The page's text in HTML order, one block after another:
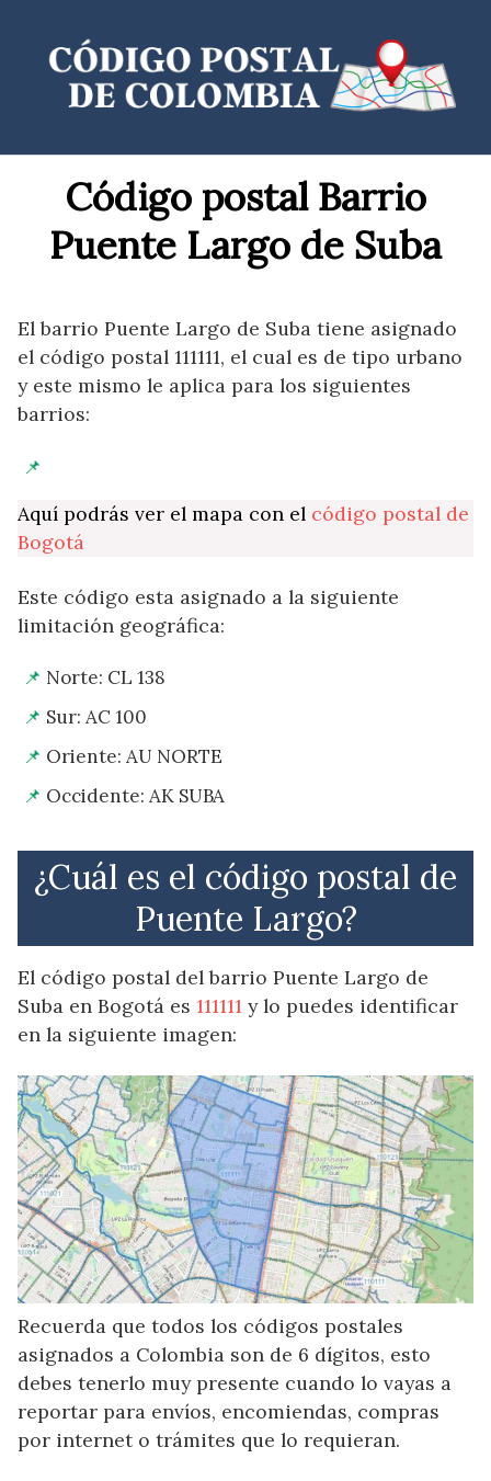
contenido
Código postal Barrio
Puente Largo de Suba
El barrio Puente Largo de Suba tiene asignado
el código postal 111111, el cual es de tipo urbano
y este mismo le aplica para los siguientes
barrios:
Aquí podrás ver el mapa con el código postal de
Bogotá
Este código esta asignado a la siguiente
limitación geográfica:
Norte: CL 138
Sur: AC 100
Oriente: AU NORTE
Occidente: AK SUBA
¿Cuál es el código postal de
Puente Largo?
El código postal del barrio Puente Largo de
Suba en Bogotá es 111111 y lo puedes identificar
en la siguiente imagen:
Recuerda que todos los códigos postales
asignados a Colombia son de 6 dígitos, esto
debes tenerlo muy presente cuando lo vayas a
reportar para envíos, encomiendas, compras
por internet o trámites que lo requieran.